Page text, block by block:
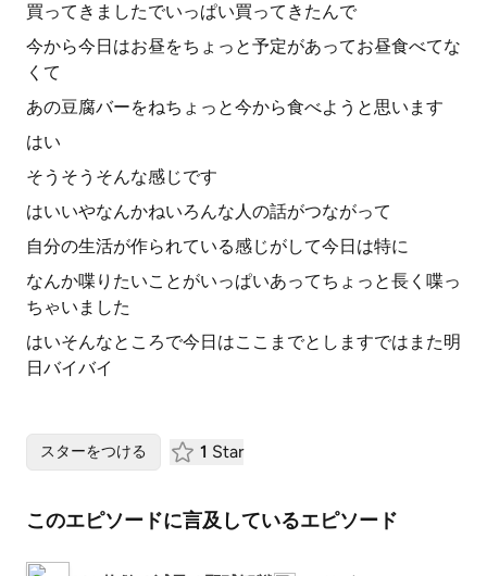
買ってきましたでいっぱい買ってきたんで
今から今日はお昼をちょっと予定があってお昼食べてな
くて
あの豆腐バーをねちょっと今から食べようと思います
はい
そうそうそんな感じです
はいいやなんかねいろんな人の話がつながって
自分の生活が作られている感じがして今日は特に
なんか喋りたいことがいっぱいあってちょっと長く喋っ
ちゃいました
はいそんなところで今日はここまでとしますではまた明
日バイバイ
スターをつける 1 Star
このエピソードに言及しているエピソード